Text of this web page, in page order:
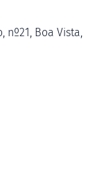
nº21, Boa Vista,